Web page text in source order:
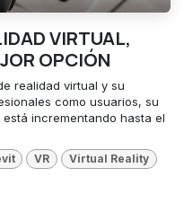
VIRTUAL,
OPCIÓN
realidad virtual y su
como usuarios, su
incrementando hasta el
VR Virtual Reality